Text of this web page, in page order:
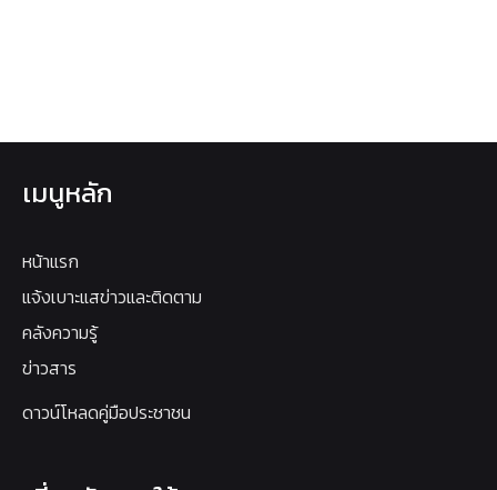
เมนูหลัก
หน้าแรก
แจ้งเบาะแสข่าวและติดตาม
คลังความรู้
ข่าวสาร
ดาวน์โหลดคู่มือประชาชน